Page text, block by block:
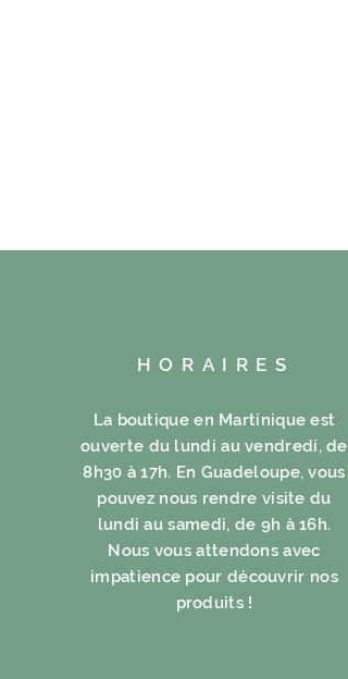
HORAIRES
La boutique en Martinique est
ouverte du lundi au vendredi, de
8h30 à 17h. En Guadeloupe, vous
pouvez nous rendre visite du
lundi au samedi, de 9h à 16h.
Nous vous attendons avec
impatience pour découvrir nos
produits !